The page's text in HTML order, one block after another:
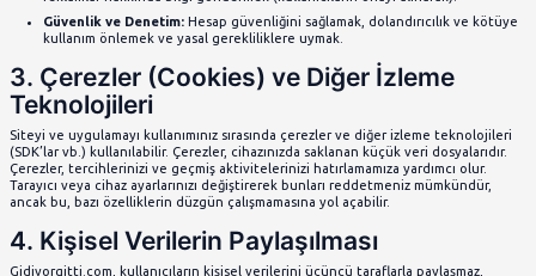
Kullanıcı Faaliyetleri:
Site üzerinde
arama geçmişi ve alışveriş verileri.
Teknik Bilgiler:IP adresi, tarayıcı türü, cihaz reklam
cihaz bilgileri, kullanım saatleri, coğrafi konum ve
2. Kişisel Verilerin Kullanımı
Topladığımız kişisel veriler, aşağıdaki amaçlarla
Hizmet Sağlama:
Siteyi, mobil uygulamayı ve
sağlamak, yönetmek ve geliştirmek.